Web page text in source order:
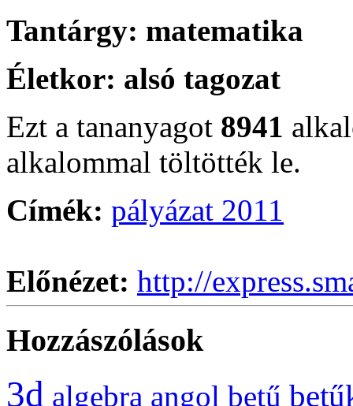
Tantárgy: matematika
Életkor: alsó tagozat
Ezt a tananyagot 8941
alkalommal töltötték le.
Címék: pályázat 2011
Előnézet: http://
Hozzászólások
3d algebra angol betű